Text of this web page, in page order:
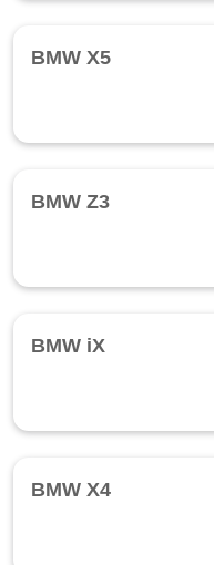
BMW X5
BMW Z3
BMW iX
BMW X4